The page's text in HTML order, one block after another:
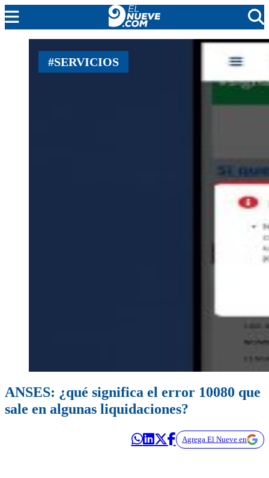
MENDOZA
CADA DÍA
#SERVICIOS
ANSES: ¿qué significa el error 10080 que
sale en algunas liquidaciones?
Agrega El Nueve en